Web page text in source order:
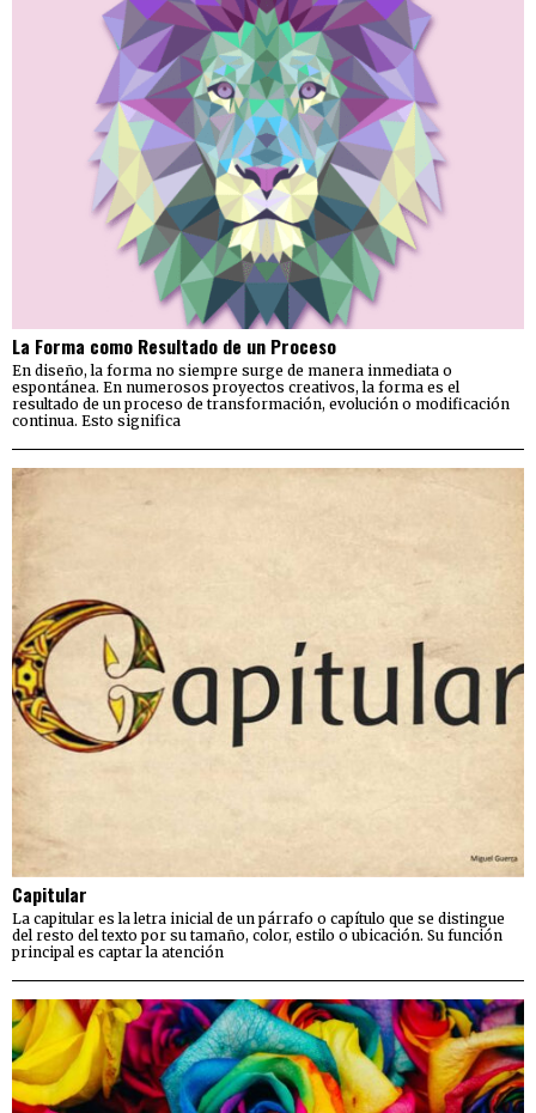
La Forma como Resultado de un Proceso
En diseño, la forma no siempre surge de manera inmediata o
espontánea. En numerosos proyectos creativos, la forma es el
resultado de un proceso de transformación, evolución o modificación
continua. Esto significa
Capitular
La capitular es la letra inicial de un párrafo o capítulo que se distingue
del resto del texto por su tamaño, color, estilo o ubicación. Su función
principal es captar la atención